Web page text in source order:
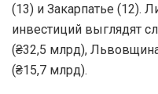
(13) и Закарпатье (12).
инвестиций выглядят
(₴32,5 млрд),
(₴15,7 млрд).